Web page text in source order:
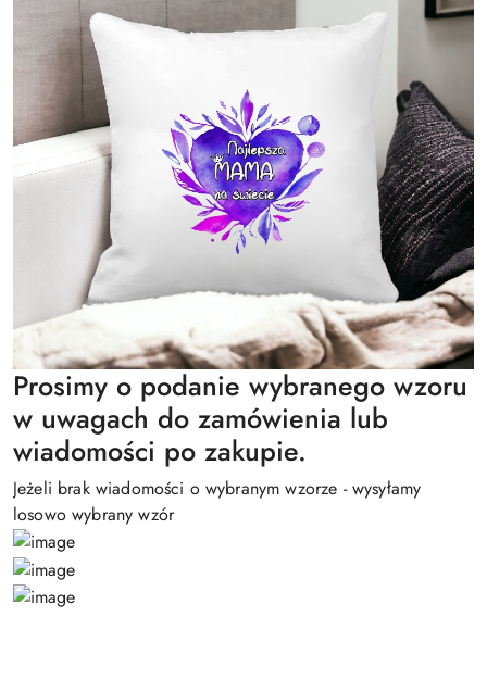
Prosimy o podanie wybranego wzoru
w uwagach do zamówienia lub
wiadomości po zakupie.
Jeżeli brak wiadomości o wybranym wzorze - wysyłamy
losowo wybrany wzór